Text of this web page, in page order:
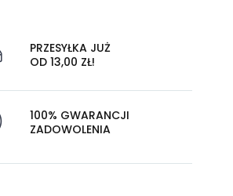
PRZESYŁKA JUŻ
OD 13,00 ZŁ!
100% GWARANCJI
ZADOWOLENIA